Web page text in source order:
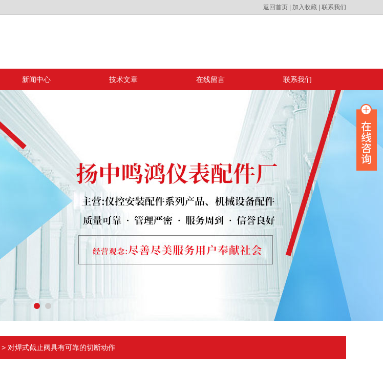
返回首页 加入收藏 联系我们
新闻中心 技术文章 在线留言 联系我们
> 对焊式截止阀具有可靠的切断动作